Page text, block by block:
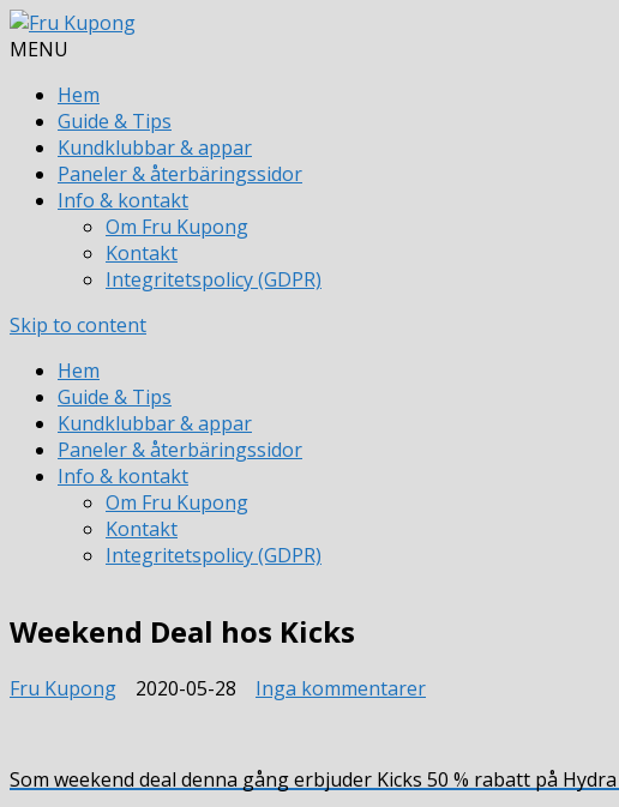
MENU
Hem
Guide & Tips
Kundklubbar & appar
Paneler & återbäringssidor
Info & kontakt
Om Fru Kupong
Kontakt
Integritetspolicy (GDPR)
Skip to content
Hem
Guide & Tips
Kundklubbar & appar
Paneler & återbäringssidor
Info & kontakt
Om Fru Kupong
Kontakt
Integritetspolicy (GDPR)
Weekend Deal hos Kicks
Fru Kupong 2020-05-28 Inga kommentarertill
hos
Kicks
Som weekend deal denna gång erbjuder Kicks 50 % rabatt på